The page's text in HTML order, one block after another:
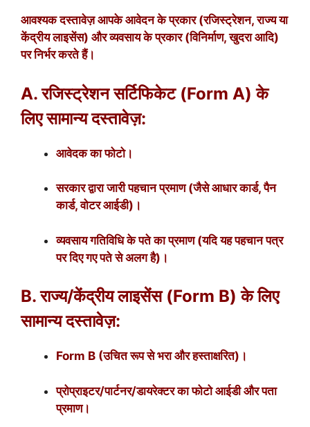
आवश्यक दस्तावेज़ आपके आवेदन के प्रकार (रजिस्ट्रेशन, राज्य या
केंद्रीय लाइसेंस) और व्यवसाय के प्रकार (विनिर्माण, खुदरा आदि)
पर निर्भर करते हैं।
A. रजिस्ट्रेशन सर्टिफिकेट (Form A) के
लिए सामान्य दस्तावेज़:
आवेदक का फोटो।
सरकार द्वारा जारी पहचान प्रमाण (जैसे आधार कार्ड, पैन
कार्ड, वोटर आईडी)।
व्यवसाय गतिविधि के पते का प्रमाण (यदि यह पहचान पत्र
पर दिए गए पते से अलग है)।
B. राज्य/केंद्रीय लाइसेंस (Form B) के लिए
सामान्य दस्तावेज़:
Form B (उचित रूप से भरा और हस्ताक्षरित)।
प्रोप्राइटर/पार्टनर/डायरेक्टर का फोटो आईडी और पता
प्रमाण।